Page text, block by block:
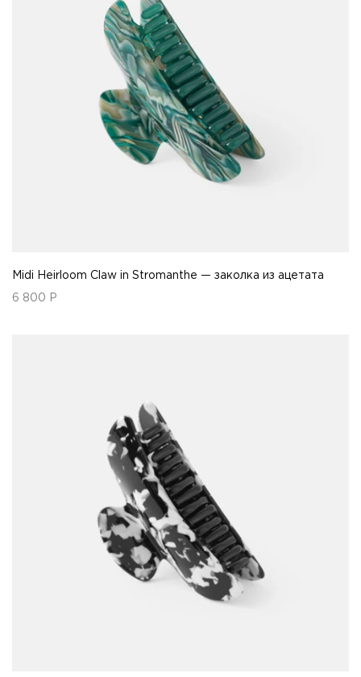
Midi Heirloom Claw in Stromanthe — заколка из ацетата
6 800 Р